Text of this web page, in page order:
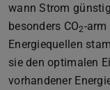
wann Strom
besonders CO2-arm
Energiequellen
sie den optimalen
vorhandener